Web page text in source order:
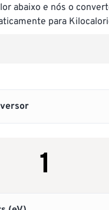
abaixo e nós o
para